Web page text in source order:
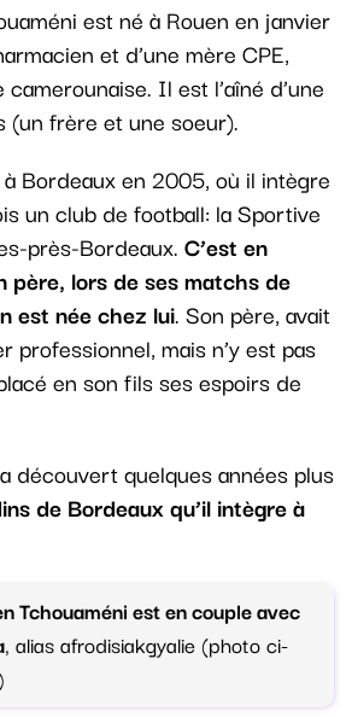
est né à Rouen en janvier
et d’une mère CPE,
Il est l’aîné d’une
frère et une soeur).
à Bordeaux en 2005, où il intègre
un club de football: la Sportive
près-Bordeaux. C’est en
père, lors de ses matchs de
est née chez lui. Son père, avait
professionnel, mais n’y est pas
en son fils ses espoirs de
découvert quelques années plus
de Bordeaux qu’il intègre à
Tchouaméni est en couple avec
, alias afrodisiakgyalie (photo ci-